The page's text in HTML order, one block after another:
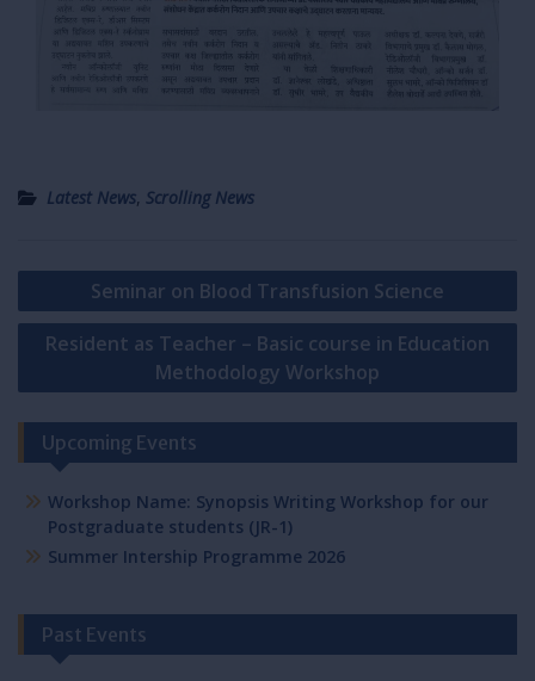
Latest News, Scrolling News
Post
navigation
Seminar on Blood Transfusion Science
Resident as Teacher – Basic course in Education
Methodology Workshop
Upcoming Events
Workshop Name: Synopsis Writing Workshop for our
Postgraduate students (JR-1)
Summer Intership Programme 2026
Past Events